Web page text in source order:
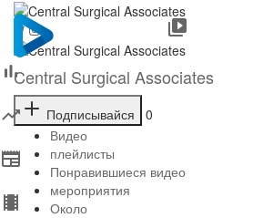
Central Surgical Associates
Подписывайся
0
Видео
плейлисты
Понравившиеся видео
мероприятия
Около